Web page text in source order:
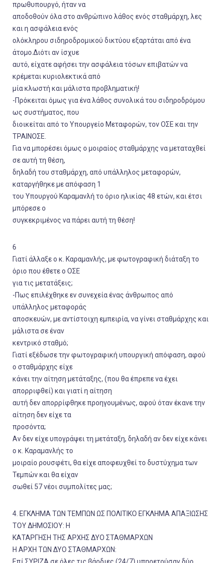
πρωθυπουργό, ήταν να
αποδοθούν όλα στο ανθρώπινο λάθος ενός σταθμάρχη, λες
και η ασφάλεια ενός
ολόκληρου σιδηροδρομικού δικτύου εξαρτάται από ένα
άτομο.Διότι αν ίσχυε
αυτό, είχατε αφήσει την ασφάλεια τόσων επιβατών να
κρέμεται κυριολεκτικά από
μία κλωστή και μάλιστα προβληματική!
-Πρόκειται όμως για ένα λάθος συνολικά του σιδηροδρόμου
ως συστήματος, που
διοικείται από το Υπουργείο Μεταφορών, τον ΟΣΕ και την
ΤΡΑΙΝΟΣΕ.
Για να μπορέσει όμως ο μοιραίος σταθμάρχης να μεταταχθεί
σε αυτή τη θέση,
δηλαδή του σταθμάρχη, από υπάλληλος μεταφορών,
καταργήθηκε με απόφαση 1
του Υπουργού Καραμανλή το όριο ηλικίας 48 ετών, και έτσι
μπόρεσε ο
συγκεκριμένος να πάρει αυτή τη θέση!
6
Γιατί άλλαξε ο κ. Καραμανλής, με φωτογραφική διάταξη το
όριο που έθετε ο ΟΣΕ
για τις μετατάξεις;
-Πως επιλέχθηκε εν συνεχεία ένας άνθρωπος από
υπάλληλος μεταφοράς
αποσκευών, με αντίστοιχη εμπειρία, να γίνει σταθμάρχης και
μάλιστα σε έναν
κεντρικό σταθμό;
Γιατί εξέδωσε την φωτογραφική υπουργική απόφαση, αφού
ο σταθμάρχης είχε
κάνει την αίτηση μετάταξης, (που θα έπρεπε να έχει
απορριφθεί) και γιατί η αίτηση
αυτή δεν απορρίφθηκε προηγουμένως, αφού όταν έκανε την
αίτηση δεν είχε τα
προσόντα;
Αν δεν είχε υπογράψει τη μετάταξη, δηλαδή αν δεν είχε κάνει
ο κ. Καραμανλής το
μοιραίο ρουσφέτι, θα είχε αποφευχθεί το δυστύχημα των
Τεμπών και θα είχαν
σωθεί 57 νέοι συμπολίτες μας;
4. ΕΓΚΛΗΜΑ ΤΩΝ ΤΕΜΠΩΝ ΩΣ ΠΟΛΙΤΙΚΟ ΕΓΚΛΗΜΑ ΑΠΑΞΙΩΣΗΣ
ΤΟΥ ΔΗΜΟΣΙΟΥ: Η
ΚΑΤΑΡΓΗΣΗ ΤΗΣ ΑΡΧΗΣ ΔΥΟ ΣΤΑΘΜΑΡΧΩΝ
Η ΑΡΧΗ ΤΩΝ ΔΥΟ ΣΤΑΘΜΑΡΧΩΝ: